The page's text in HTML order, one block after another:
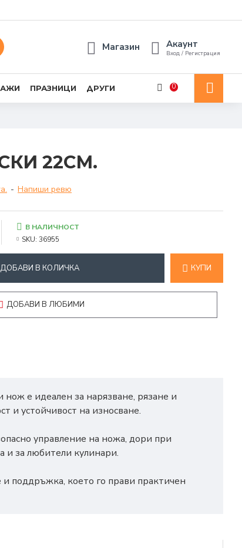
Магазин Акаунт
Вход / Регистрация
ПРАЗНИЦИ ДРУГИ 0
22СМ.
- Напиши ревю
В НАЛИЧНОСТ
SKU: 36955
ДОБАВИ В КОЛИЧКА КУПИ
ДОБАВИ В ЛЮБИМИ
е идеален за нарязване, рязане и
и устойчивост на износване.
управление на ножа, дори при
и за любители кулинари.
поддръжка, което го прави практичен